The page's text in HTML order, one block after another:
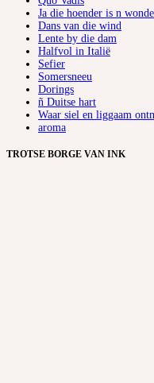
Ja die hoender is n
Dans van die wind
Lente by die dam
Halfvol in Italië
Sefier
Somersneeu
Dorings
ñ Duitse hart
Waar siel en liggaam
aroma
TROTSE BORGE VAN INK